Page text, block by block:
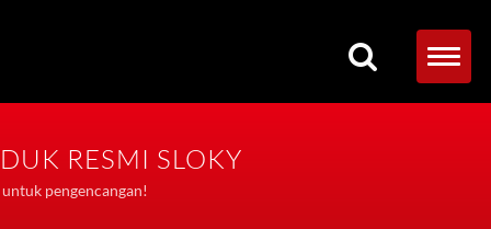
RESMI SLOKY
pengencangan!